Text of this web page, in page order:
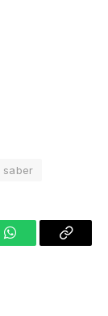
saber
WhatsAppCopy